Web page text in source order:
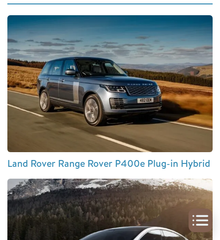
Land Rover Range Rover P400e Plug-in Hybrid